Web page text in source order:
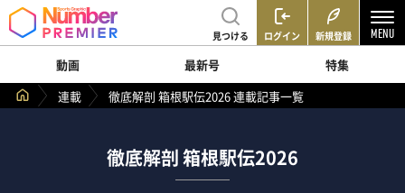
見つける ログイン 新規登録
動画 最新号
特集
連載
徹底解剖 箱根駅伝2026 連載記事一覧
徹底解剖 箱根駅伝2026